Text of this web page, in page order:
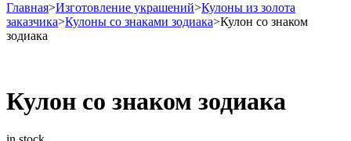
Главная>Изготовление украшений>Кулоны из золота
заказчика>Кулоны со знаками зодиака>Кулон со знаком
зодиака
Кулон со знаком зодиака